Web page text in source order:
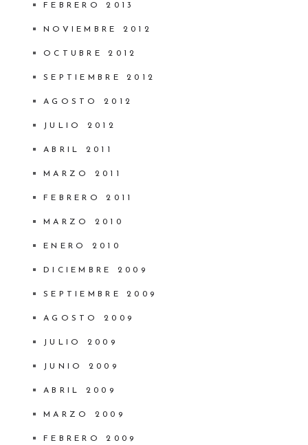
FEBRERO 2013
NOVIEMBRE 2012
OCTUBRE 2012
SEPTIEMBRE 2012
AGOSTO 2012
JULIO 2012
ABRIL 2011
MARZO 2011
FEBRERO 2011
MARZO 2010
ENERO 2010
DICIEMBRE 2009
SEPTIEMBRE 2009
AGOSTO 2009
JULIO 2009
JUNIO 2009
ABRIL 2009
MARZO 2009
FEBRERO 2009